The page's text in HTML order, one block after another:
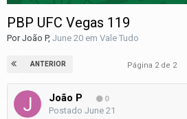
PBP UFC Vegas 119
PorJoão P, June 20 em Vale Tudo
ANTERIOR Página 2 de 2
João P 0
Postado June 21